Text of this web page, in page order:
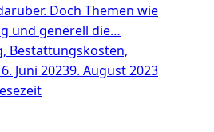
Doch Themen wie
und generell die…
Bestattungskosten,
Juni 20239. August 2023